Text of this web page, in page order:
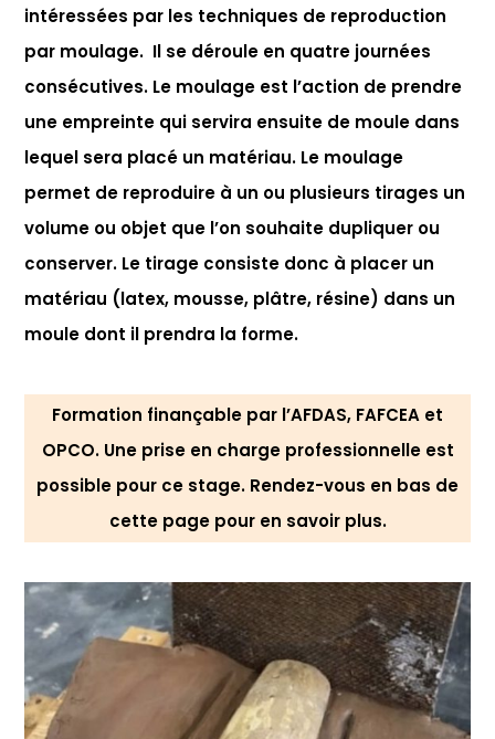
intéressées par les techniques de reproduction
par moulage. Il se déroule en quatre journées
consécutives. Le moulage est l’action de prendre
une empreinte qui servira ensuite de moule dans
lequel sera placé un matériau. Le moulage
permet de reproduire à un ou plusieurs tirages un
volume ou objet que l’on souhaite dupliquer ou
conserver. Le tirage consiste donc à placer un
matériau (latex, mousse, plâtre, résine) dans un
moule dont il prendra la forme.
Formation finançable par l’AFDAS, FAFCEA et
OPCO. Une prise en charge professionnelle est
possible pour ce stage. Rendez-vous en bas de
cette page pour en savoir plus.